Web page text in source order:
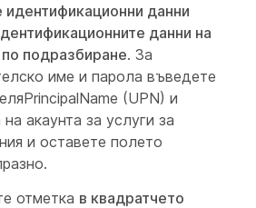
идентификационни данни
данни на
подразбиране. За
име и парола въведете
(UPN) и
акаунта за услуги за
и оставете полето
отметка в квадратчето